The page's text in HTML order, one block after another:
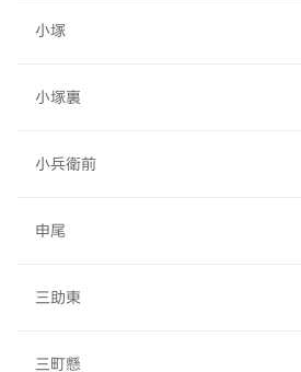
小塚
小塚裏
小兵衛前
申尾
三助東
三町懸